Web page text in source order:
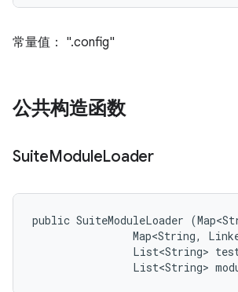
常量值： ".config"
公共构造函数
SuiteModuleLoader
public SuiteModuleLoader
Map<String,
List<String>
List<String>